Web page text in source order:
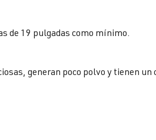
de 19 pulgadas como mínimo.
generan poco polvo y tienen